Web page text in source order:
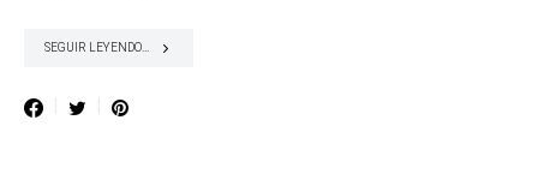
SEGUIR LEYENDO...